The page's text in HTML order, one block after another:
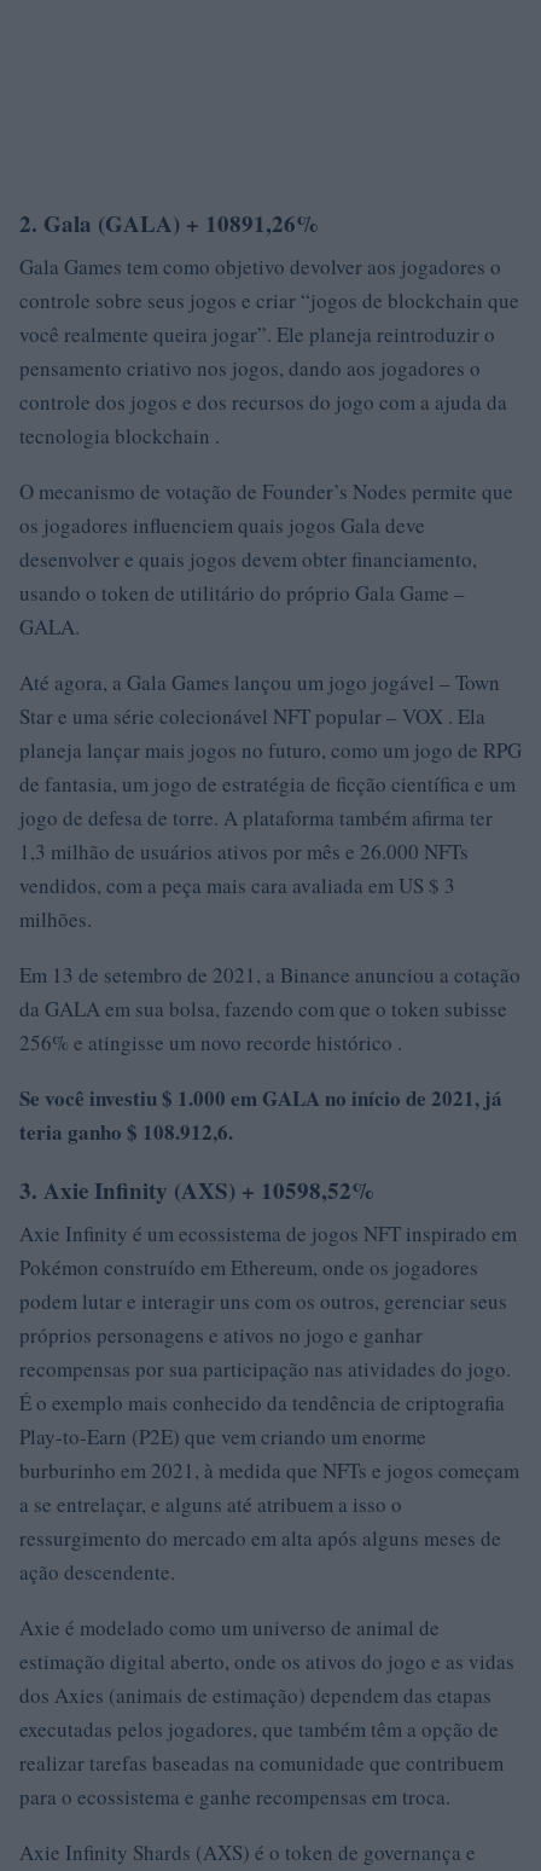
2. Gala (GALA) + 10891,26%
Gala Games tem como objetivo devolver aos jogadores o
controle sobre seus jogos e criar “jogos de blockchain que
você realmente queira jogar”. Ele planeja reintroduzir o
pensamento criativo nos jogos, dando aos jogadores o
controle dos jogos e dos recursos do jogo com a ajuda da
tecnologia blockchain .
O mecanismo de votação de Founder’s Nodes permite que
os jogadores influenciem quais jogos Gala deve
desenvolver e quais jogos devem obter financiamento,
usando o token de utilitário do próprio Gala Game –
GALA.
Até agora, a Gala Games lançou um jogo jogável – Town
Star e uma série colecionável NFT popular – VOX . Ela
planeja lançar mais jogos no futuro, como um jogo de RPG
de fantasia, um jogo de estratégia de ficção científica e um
jogo de defesa de torre. A plataforma também afirma ter
1,3 milhão de usuários ativos por mês e 26.000 NFTs
vendidos, com a peça mais cara avaliada em US $ 3
milhões.
Em 13 de setembro de 2021, a Binance anunciou a cotação
da GALA em sua bolsa, fazendo com que o token subisse
256% e atingisse um novo recorde histórico .
Se você investiu $ 1.000 em GALA no início de 2021, já
teria ganho $ 108.912,6.
3. Axie Infinity (AXS) + 10598,52%
Axie Infinity é um ecossistema de jogos NFT inspirado em
Pokémon construído em Ethereum, onde os jogadores
podem lutar e interagir uns com os outros, gerenciar seus
próprios personagens e ativos no jogo e ganhar
recompensas por sua participação nas atividades do jogo.
É o exemplo mais conhecido da tendência de criptografia
Play-to-Earn (P2E) que vem criando um enorme
burburinho em 2021, à medida que NFTs e jogos começam
a se entrelaçar, e alguns até atribuem a isso o
ressurgimento do mercado em alta após alguns meses de
ação descendente.
Axie é modelado como um universo de animal de
estimação digital aberto, onde os ativos do jogo e as vidas
dos Axies (animais de estimação) dependem das etapas
executadas pelos jogadores, que também têm a opção de
realizar tarefas baseadas na comunidade que contribuem
para o ecossistema e ganhe recompensas em troca.
Axie Infinity Shards (AXS) é o token de governança e